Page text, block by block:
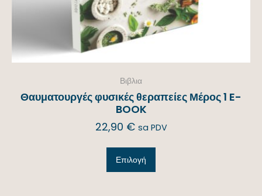
Βιβλια
Θαυματουργές φυσικές θεραπείες Μέρος 1 E-
BOOK
22,90 € sa PDV
Επιλογή